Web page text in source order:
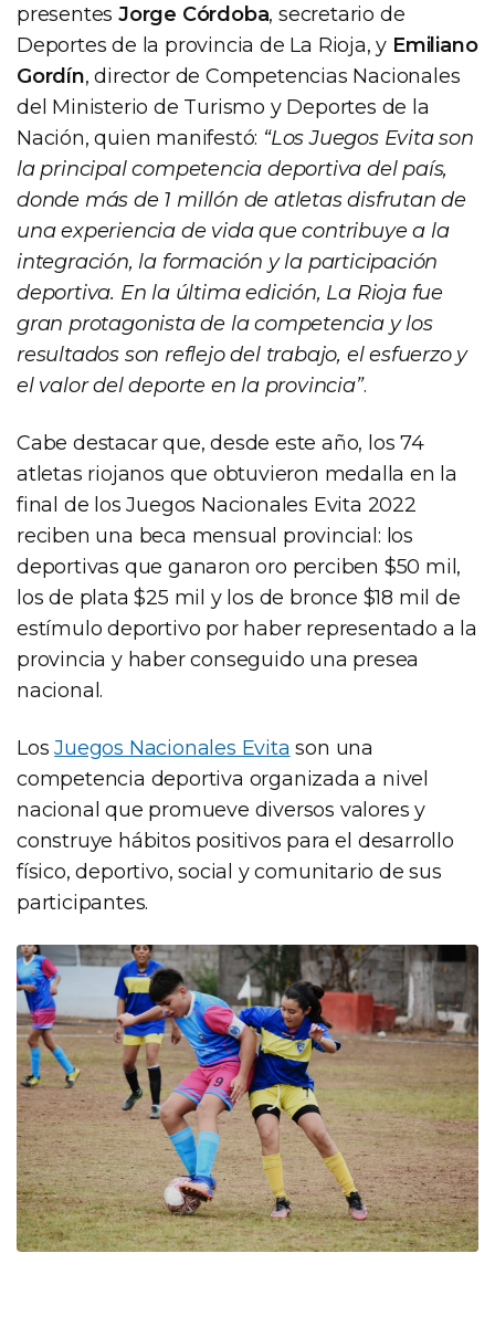
presentesJorge Córdoba, secretario de
Deportes de la provincia de La Rioja, y Emiliano
Gordín, director de Competencias Nacionales
del Ministerio de Turismo y Deportes de la
Nación, quien manifestó: “Los Juegos Evita son
la principal competencia deportiva del país,
donde más de 1 millón de atletas disfrutan de
una experiencia de vida que contribuye a la
integración, la formación y la participación
deportiva. En la última edición, La Rioja fue
gran protagonista de la competencia y los
resultados son reflejo del trabajo, el esfuerzo y
el valor del deporte en la provincia”.
Cabe destacar que, desde este año, los 74
atletas riojanos que obtuvieron medalla en la
final de los Juegos Nacionales Evita 2022
reciben una beca mensual provincial: los
deportivas que ganaron oro perciben $50 mil,
los de plata $25 mil y los de bronce $18 mil de
estímulo deportivo por haber representado a la
provincia y haber conseguido una presea
nacional.
LosJuegos Nacionales Evita son una
competencia deportiva organizada a nivel
nacional que promueve diversos valores y
construye hábitos positivos para el desarrollo
físico, deportivo, social y comunitario de sus
participantes.